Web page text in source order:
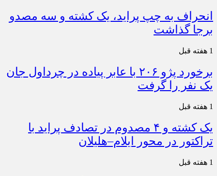
انحراف به چپ پراید، یک کشته و سه مصدو
برجا گذاشت
1 هفته قبل
برخورد پژو ۲۰۶ با عابر پیاده در چرداول جان
یک نفر را گرفت
1 هفته قبل
یک کشته و ۴ مصدوم در تصادف پراید با
تراکتور در محور ایلام–هلیلان
1 هفته قبل